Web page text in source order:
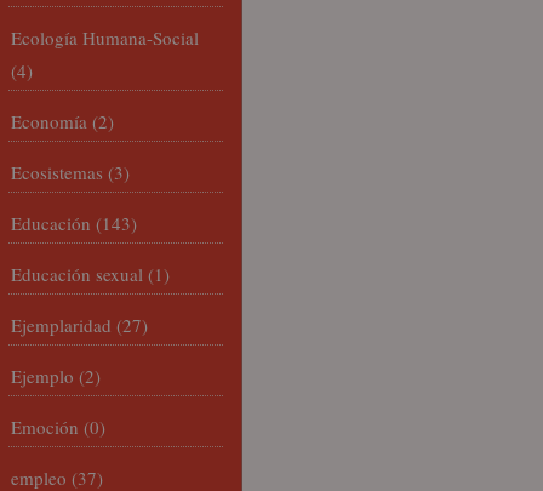
Ecología Humana-Social
(4)
Economía (2)
Ecosistemas (3)
Educación (143)
Educación sexual (1)
Ejemplaridad (27)
Ejemplo (2)
Emoción (0)
empleo (37)